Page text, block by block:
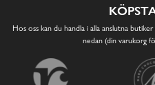
Hos oss kan du handla i alla anslutna
nedan (din varukorg